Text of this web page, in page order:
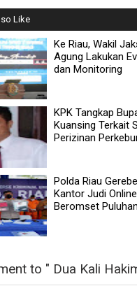
Like
Ke Riau, Wakil
Agung Lakukan
dan Monitoring
KPK Tangkap
Kuansing Terkait
Perizinan
Polda Riau
Kantor Judi Online
Beromset
to " Dua Kali